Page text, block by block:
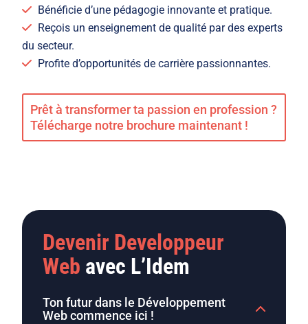
Bénéficie d’une pédagogie innovante et pratique.
Reçois un enseignement de qualité par des experts
du secteur.
Profite d’opportunités de carrière passionnantes.
Prêt à transformer ta passion en profession ?
Télécharge notre brochure maintenant !
Devenir Developpeur
Web avec L’Idem
Ton futur dans le Développement
Web commence ici !